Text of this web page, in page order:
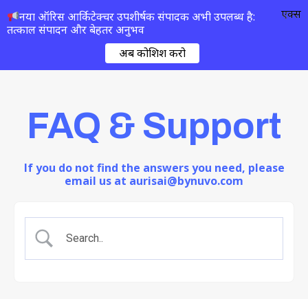
FAQ & Support
If you do not find the answers you need, please
email us at aurisai@bynuvo.com
नया ऑरिस आर्किटेक्चर उपशीर्षक संपादक अभी उपलब्ध है:
तत्काल संपादन और बेहतर अनुभव
अब कोशिश करो
एक्स